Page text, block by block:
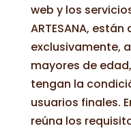
web y los
ARTESANA,
exclusivamente,
mayores de
tengan la
usuarios finales.
reúna los